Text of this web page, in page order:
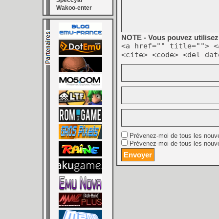
Wakoo-enter
NOTE - Vous pouvez
<a href="" title="">
<cite> <code> <del
Prévenez-moi de tous les
Prévenez-moi de tous les